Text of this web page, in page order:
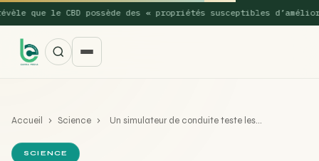
que le CBD possède des « propriétés susceptibles d’améliorer
Accueil › Science › Un simulateur de conduite teste les…
SCIENCE